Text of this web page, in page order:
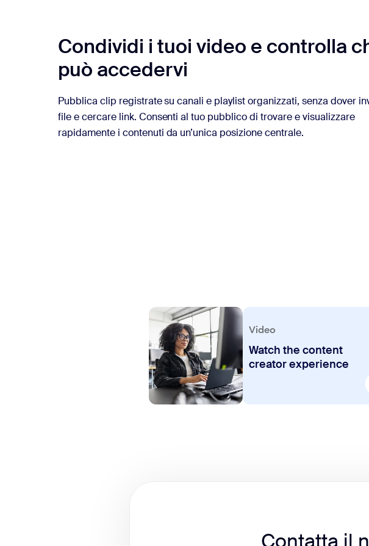
Condividi i tuoi video e controlla
può accedervi
Pubblica clip registrate su canali e playlist organizzati, senza dover
file e cercare link. Consenti al tuo pubblico di trovare e visualizzare
rapidamente i contenuti da un’unica posizione centrale.
Video
Watch the content
creator experience